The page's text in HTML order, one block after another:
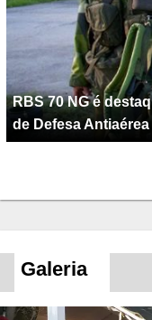
RBS 70 NG é
de Defesa Antiaérea
Galeria